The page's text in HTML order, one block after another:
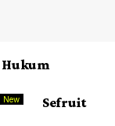
Hukum
New Sefruit